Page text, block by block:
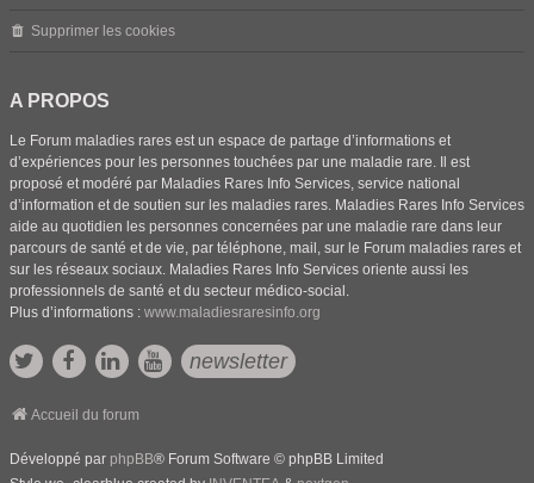
Supprimer les cookies
A PROPOS
Le Forum maladies rares est un espace de partage d’informations et
d’expériences pour les personnes touchées par une maladie rare. Il est
proposé et modéré par Maladies Rares Info Services, service national
d’information et de soutien sur les maladies rares. Maladies Rares Info Services
aide au quotidien les personnes concernées par une maladie rare dans leur
parcours de santé et de vie, par téléphone, mail, sur le Forum maladies rares et
sur les réseaux sociaux. Maladies Rares Info Services oriente aussi les
professionnels de santé et du secteur médico-social.
Plus d’informations : www.maladiesraresinfo.org
newsletter
Accueil du forum
Développé par phpBB® Forum Software © phpBB Limited